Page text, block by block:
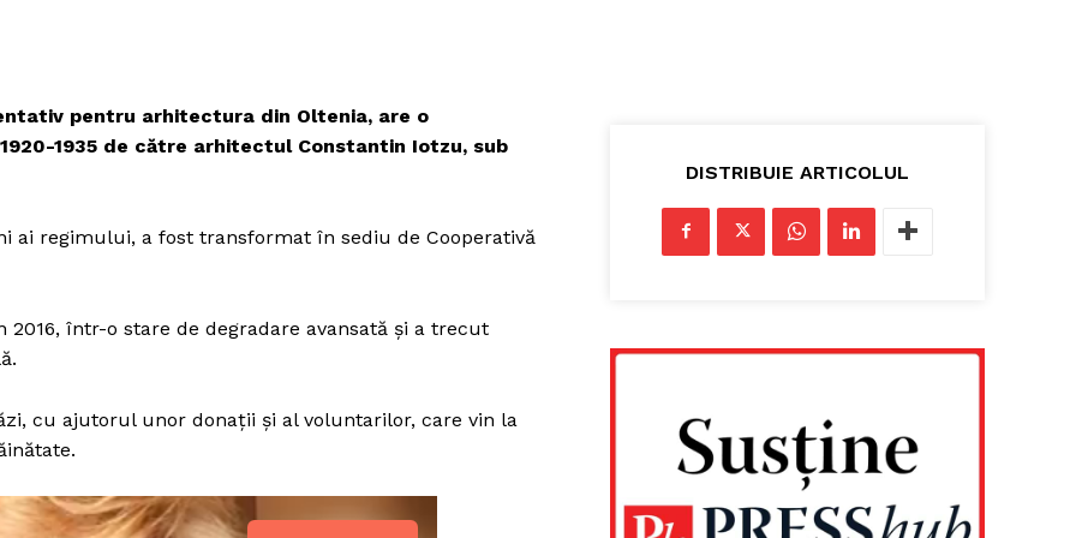
pentru arhitectura din Oltenia, are o
1935 de către arhitectul Constantin Iotzu, sub
ai regimului, a fost transformat în sediu de Cooperativă
într-o stare de degradare avansată și a trecut
cu ajutorul unor donații și al voluntarilor, care vin la
DISTRIBUIE ARTICOLUL